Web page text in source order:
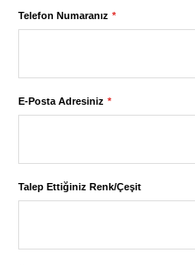
Telefon Numaranız
E-Posta Adresiniz
Talep Ettiğiniz Renk/Çeşit